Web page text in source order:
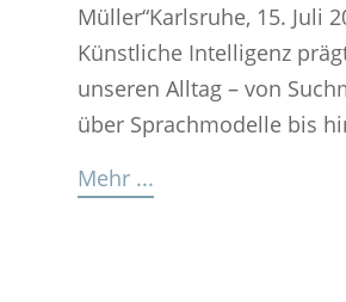
Müller“Karlsruhe, 15. Juli
Künstliche Intelligenz
unseren Alltag – von
über Sprachmodelle bis
Mehr ...